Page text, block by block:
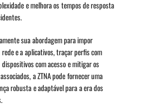
e melhora os tempos de resposta
sua abordagem para impor
e a aplicativos, traçar perfis com
com acesso e mitigar os
a ZTNA pode fornecer uma
robusta e adaptável para a era dos